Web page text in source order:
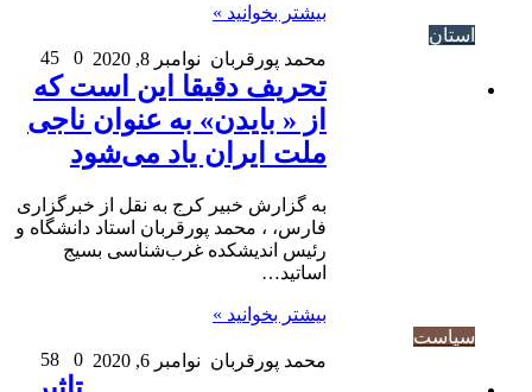
بیشتر بخوانید »
استان
محمد پورقربان نوامبر 8, 2020 0
تحریف دقیقا این است که
از « بایدن» به عنوان ناجی
ملت ایران یاد می‌شود
به گزارش خبیر کرج به نقل از خبرگزاری
فارس، ، محمد پورقربان استاد دانشگاه و
رئیس اندیشکده غرب‌شناسی بسیج
اساتید…
بیشتر بخوانید »
سیاست
محمد پورقربان نوامبر 6, 2020 0